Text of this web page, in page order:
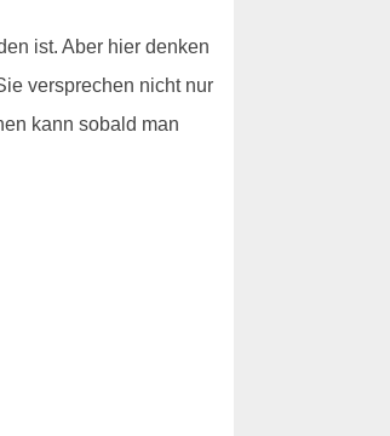
ist. Aber hier denken
versprechen nicht nur
kann sobald man